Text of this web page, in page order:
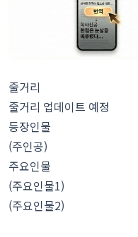
줄거리
줄거리 업데이트 예정
등장인물
(주인공)
주요인물
(주요인물1)
(주요인물2)